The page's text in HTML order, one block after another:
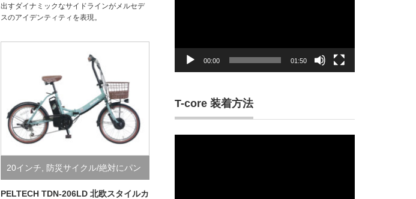
出すダイナミックなサイドラインがメルセデ
スのアイデンティティを表現。
20インチ 防災サイクル/絶対にパン
クしない自転車,電動アシスト自転
PELTECH TDN-206LD 北欧スタイルカ
00:00 01:50
T-core 装着方法